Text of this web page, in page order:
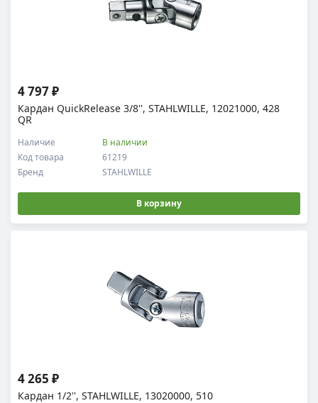
Кардан QuickRelease 3/8'', STAHLWILLE, 12021000, 428
QR
Код товара 61219
Наличие В наличии
Бренд STAHLWILLE
4 797 ₽
В корзину
Кардан 1/2'', STAHLWILLE, 13020000, 510
4 265 ₽